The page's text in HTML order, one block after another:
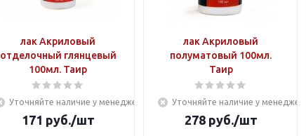
лак Акриловый
отделочный глянцевый
100мл. Таир
Уточняйте наличие у менеджера
171 руб./шт
лак Акриловый
полуматовый 100мл.
Таир
Уточняйте наличие у менеджера
278руб./шт